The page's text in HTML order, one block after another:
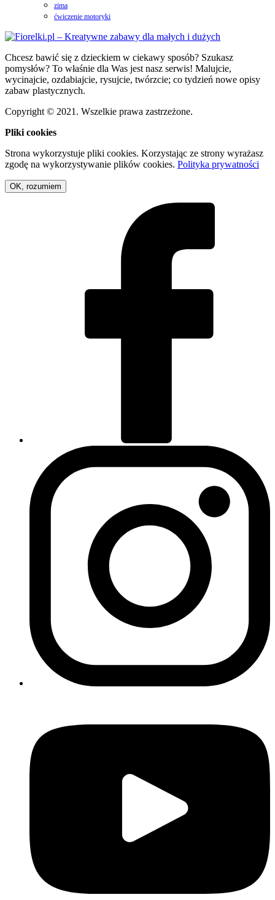
zima
ćwiczenie motoryki
Chcesz bawić się z dzieckiem w ciekawy sposób? Szukasz
pomysłów? To właśnie dla Was jest nasz serwis! Malujcie,
wycinajcie, ozdabiajcie, rysujcie, twórzcie; co tydzień nowe opisy
zabaw plastycznych.
Copyright © 2021. Wszelkie prawa zastrzeżone.
Pliki cookies
Strona wykorzystuje pliki cookies. Korzystając ze strony wyrażasz
zgodę na wykorzystywanie plików cookies. Polityka prywatności
OK, rozumiem